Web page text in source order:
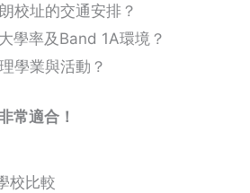
校址的交通安排？
學率及Band 1A環境？
學業與活動？
常適合！
校比較